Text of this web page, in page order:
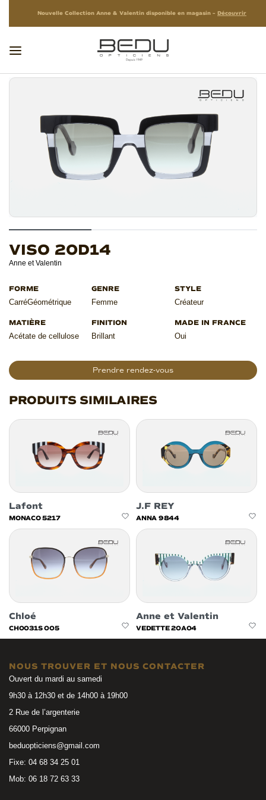
Nouvelle Collection Anne & Valentin disponible en magasin – Découvrir
VISO 20D14
Anne et Valentin
CarréGéométrique Femme Créateur
Acétate de cellulose Brillant Oui
Prendre rendez-vous
PRODUITS SIMILAIRES
Lafont
MONACO 5217
J.F REY
ANNA 9844
Chloé
CH0031S 005
Anne et Valentin
VEDETTE 20A04
NOUS TROUVER ET NOUS CONTACTER
Ouvert du mardi au samedi
9h30 à 12h30 et de 14h00 à 19h00
2 Rue de l’argenterie
66000 Perpignan
beduopticiens@gmail.com
Fixe: 04 68 34 25 01
Mob: 06 18 72 63 33